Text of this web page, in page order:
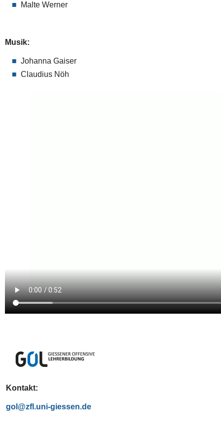
Malte Werner
Musik:
Johanna Gaiser
Claudius Nöh
Kontakt:
gol